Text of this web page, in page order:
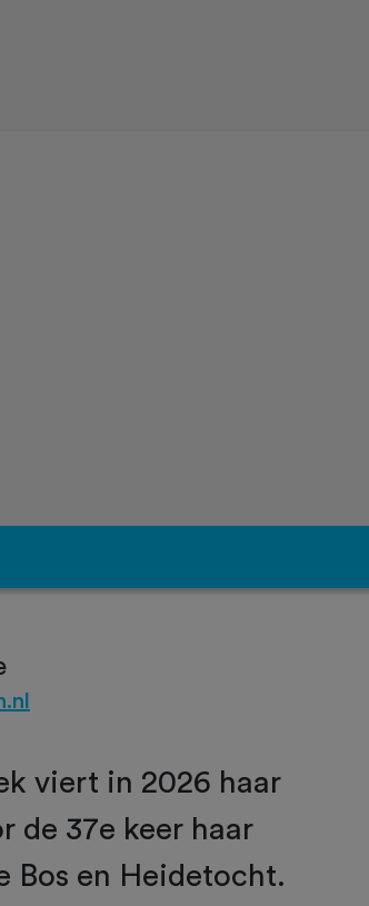
viert in 2026 haar
de 37e keer haar
Bos en Heidetocht.